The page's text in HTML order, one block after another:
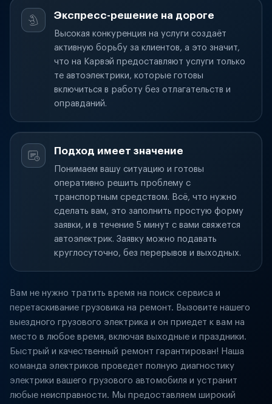
Экспресс-решение на дороге
Высокая конкуренция на услуги создаёт
активную борьбу за клиентов, а это значит,
что на Карвэй предоставляют услуги только
те автоэлектрики, которые готовы
включиться в работу без отлагательств и
оправданий.
Подход имеет значение
Понимаем вашу ситуацию и готовы
оперативно решить проблему с
транспортным средством. Всё, что нужно
сделать вам, это заполнить простую форму
заявки, и в течение 5 минут с вами свяжется
автоэлектрик. Заявку можно подавать
круглосуточно, без перерывов и выходных.
Вам не нужно тратить время на поиск сервиса и
перетаскивание грузовика на ремонт. Вызовите нашего
выездного грузового электрика и он приедет к вам на
место в любое время, включая выходные и праздники.
Быстрый и качественный ремонт гарантирован! Наша
команда электриков проведет полную диагностику
электрики вашего грузового автомобиля и устранит
любые неисправности. Мы предоставляем широкий